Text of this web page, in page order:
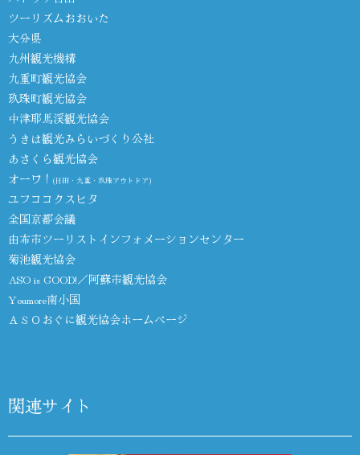
ツーリズムおおいた
大分県
九州観光機構
九重町観光協会
玖珠町観光協会
中津耶馬渓観光協会
うきは観光みらいづくり公社
あさくら観光協会
オーワ！ (日田・九重・玖珠アウトドア)
ユフココクスヒタ
全国京都会議
由布市ツーリストインフォメーションセンター
菊池観光協会
ASO is GOOD!／阿蘇市観光協会
Youmore南小国
ＡＳＯおぐに観光協会ホームページ
関連サイト